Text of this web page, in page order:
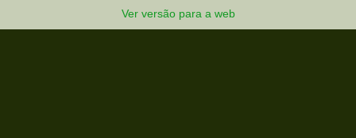
Ver versão para a web